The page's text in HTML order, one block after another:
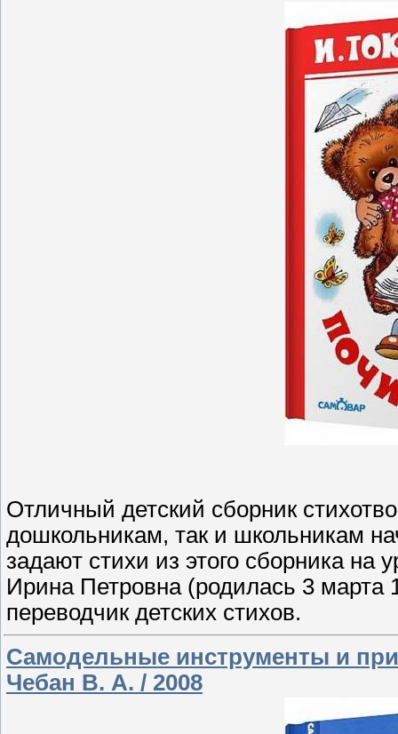
Отличный детский сборник
дошкольникам, так и школьникам
задают стихи из этого сборника на
Ирина Петровна (родилась 3 марта
переводчик детских стихов.
Самодельные инструменты и
Чебан В. А. / 2008